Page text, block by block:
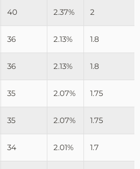
40 2.37% 2
36 2.13% 1.8
36 2.13% 1.8
35 2.07% 1.75
35 2.07% 1.75
34 2.01% 1.7